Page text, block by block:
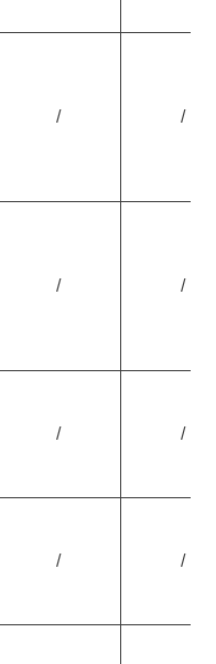
/ /
/ /
/ /
/ /